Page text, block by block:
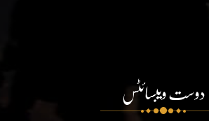
دوست ویبسائٹس